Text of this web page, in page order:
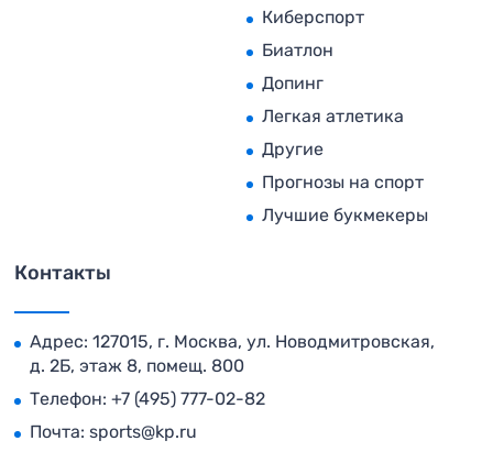
Киберспорт
Биатлон
Допинг
Легкая атлетика
Другие
Прогнозы на спорт
Лучшие букмекеры
Контакты
Адрес: 127015, г. Москва, ул. Новодмитровская,
д. 2Б, этаж 8, помещ. 800
Телефон: +7 (495) 777-02-82
Почта: sports@kp.ru